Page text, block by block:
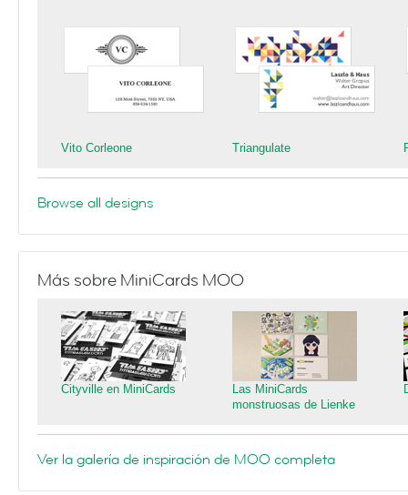
Vito Corleone Triangulate
Browse all designs
Más sobre MiniCards MOO
Cityville en MiniCards
Las MiniCards
monstruosas de Lienke
Ver la galería de inspiración de MOO completa